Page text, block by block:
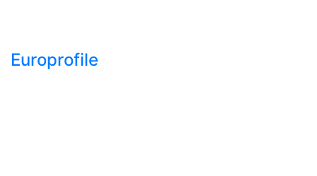
Europrofile